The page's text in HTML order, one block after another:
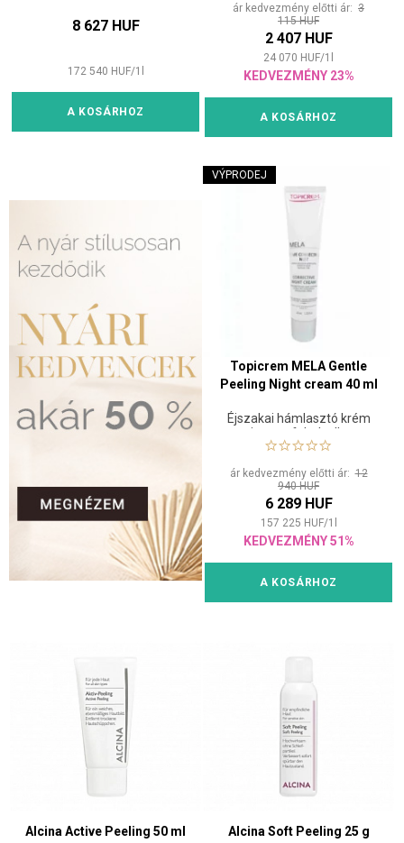
8 627 HUF
172 540 HUF/1
A KOSÁRHOZ
ár kedvezmény előtti ár: 3
115 HUF
2 407 HUF
24 070 HUF/1
KEDVEZMÉNY 23%
A KOSÁRHOZ
VÝPRODEJ
Topicrem MELA Gentle
Peeling Night cream 40 ml
Éjszakai hámlasztó krém
pigmentfoltok ellen
ár kedvezmény előtti ár:12
940 HUF
6 289 HUF
157 225 HUF/1
KEDVEZMÉNY 51%
A KOSÁRHOZ
Alcina Active Peeling 50 ml Alcina Soft Peeling 25 g